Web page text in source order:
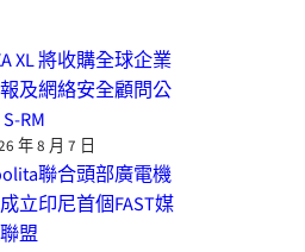
XL 將收購全球企業
及網絡安全顧問公
RM
年 8 月 7 日
聯合頭部廣電機
立印尼首個FAST媒
盟